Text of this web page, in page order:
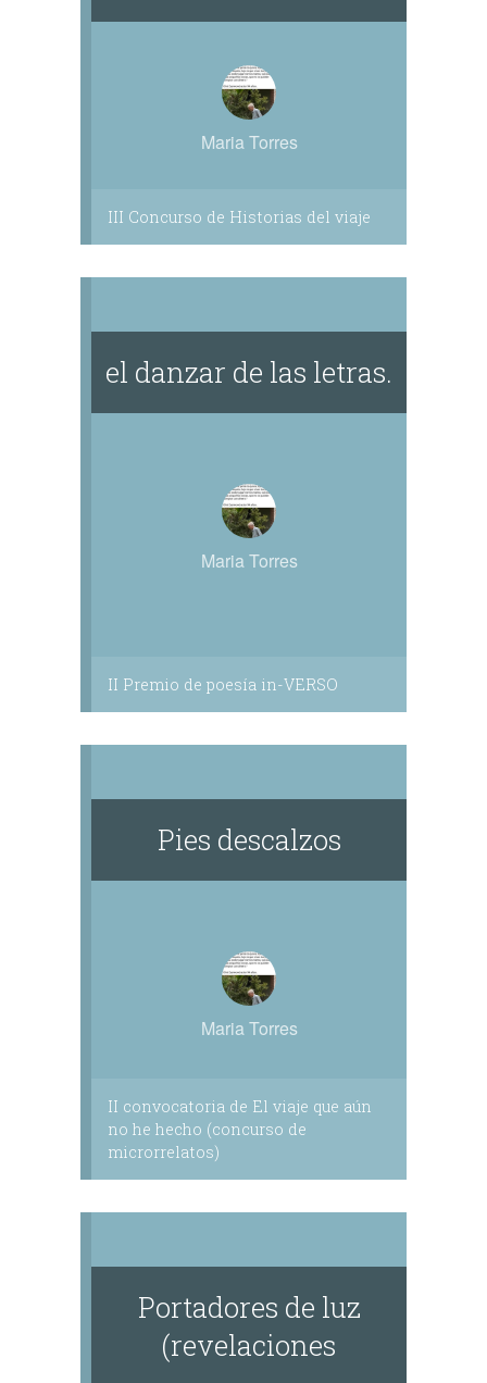
Maria Torres
III Concurso de Historias del viaje
el danzar de las letras.
Maria Torres
II Premio de poesía in-VERSO
Pies descalzos
Maria Torres
II convocatoria de El viaje que aún
no he hecho (concurso de
microrrelatos)
Portadores de luz
(revelaciones